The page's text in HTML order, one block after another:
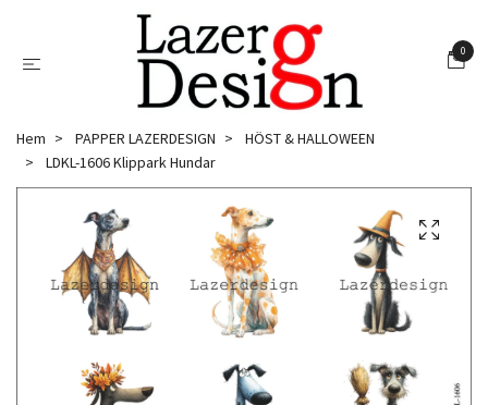
0
Hem PAPPER LAZERDESIGN
HÖST & HALLOWEEN
LDKL-1606 Klippark Hundar